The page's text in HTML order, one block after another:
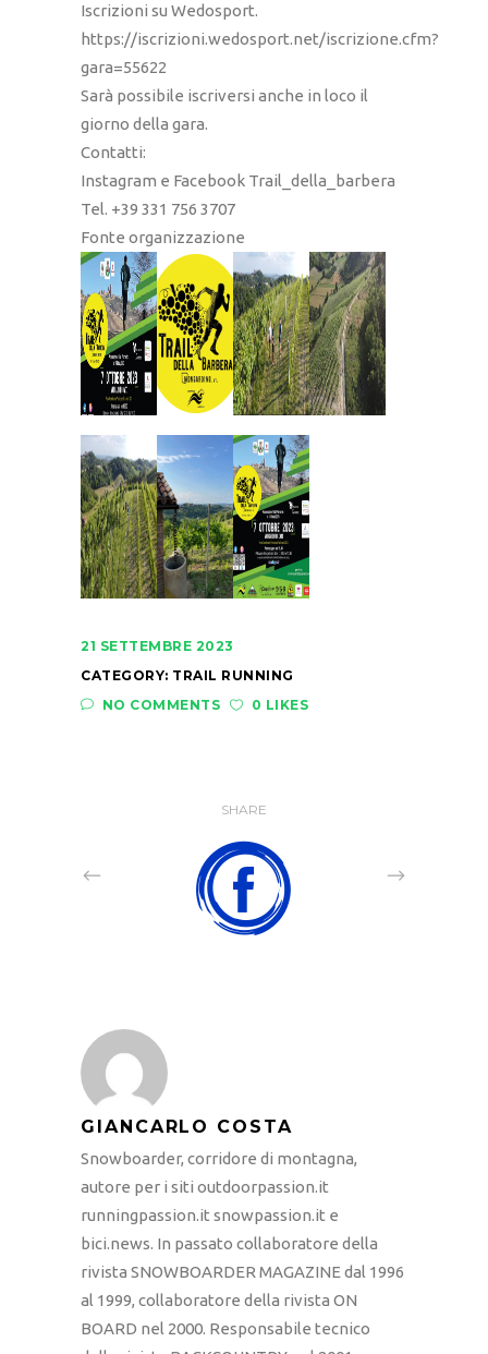
Iscrizioni su Wedosport.
https://iscrizioni.wedosport.net/iscrizione.cfm?
gara=55622
Sarà possibile iscriversi anche in loco il
giorno della gara.
Contatti:
Instagram e Facebook Trail_della_barbera
Tel. +39 331 756 3707
Fonte organizzazione
21 SETTEMBRE 2023
CATEGORY: TRAIL RUNNING
NO COMMENTS
0 LIKES
SHARE
GIANCARLO COSTA
Snowboarder, corridore di montagna,
autore per i siti outdoorpassion.it
runningpassion.it snowpassion.it e
bici.news. In passato collaboratore della
rivista SNOWBOARDER MAGAZINE dal 1996
al 1999, collaboratore della rivista ON
BOARD nel 2000. Responsabile tecnico